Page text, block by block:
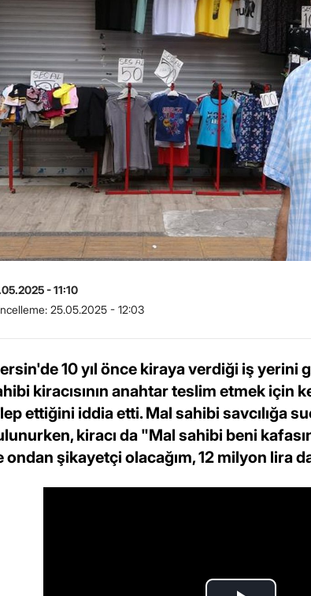
- 11:10
25.05.2025 - 12:03
10 yıl önce kiraya verdiği iş yerini
kiracısının anahtar teslim etmek için
ettiğini iddia etti. Mal sahibi savcılığa
kiracı da "Mal sahibi beni
ondan şikayetçi olacağım, 12 milyon lira